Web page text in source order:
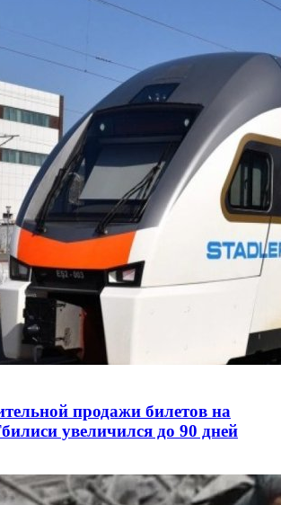
продажи билетов на
увеличился до 90 дней